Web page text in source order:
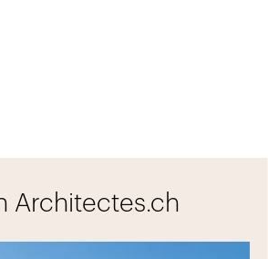
Architectes.ch